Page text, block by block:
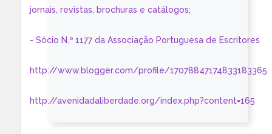
jornais, revistas, brochuras e catálogos;
- Sócio N.º 1177 da Associação Portuguesa de Escritores
http://www.blogger.com/profile/17078847174833183365
http://avenidadaliberdade.org/index.php?content=165